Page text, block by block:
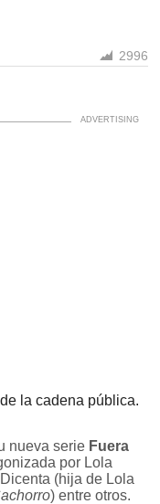
2996
la cadena pública.
nueva serie Fuera
por Lola
(hija de Lola
) entre otros.